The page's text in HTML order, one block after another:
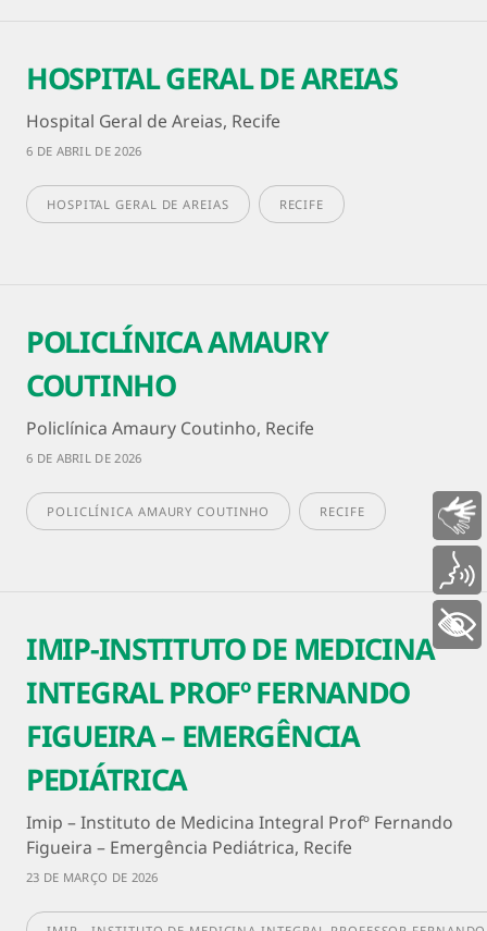
HOSPITAL GERAL DE AREIAS
Hospital Geral de Areias, Recife
6 DE ABRIL DE 2026
HOSPITAL GERAL DE AREIAS RECIFE
POLICLÍNICA AMAURY
COUTINHO
Policlínica Amaury Coutinho, Recife
6 DE ABRIL DE 2026
POLICLÍNICA AMAURY COUTINHO RECIFE
IMIP-INSTITUTO DE MEDICINA
INTEGRAL PROFº FERNANDO
FIGUEIRA – EMERGÊNCIA
PEDIÁTRICA
Imip – Instituto de Medicina Integral Profº Fernando
Figueira – Emergência Pediátrica, Recife
23 DE MARÇO DE 2026
Libras